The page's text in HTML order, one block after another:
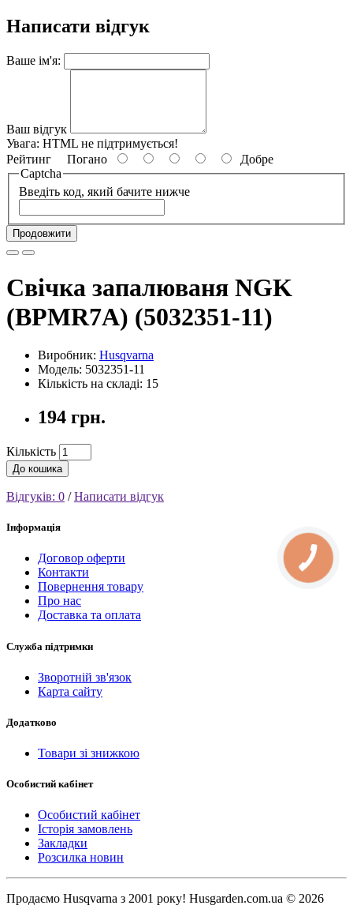
Написати відгук
Ваше ім'я:
Ваш відгук
Увага: HTML не підтримується!
Рейтинг Погано
Добре
Captcha
Введіть код, який бачите нижче
Продовжити
Свічка запалюваня NGK
(BPMR7A) (5032351-11)
Виробник: Husqvarna
Модель: 5032351-11
Кількість на складі: 15
194 грн.
Кількість
До кошика
Відгуків: 0 /Написати відгук
Інформація
Договор оферти
Контакти
Повернення товару
Про нас
Доставка та оплата
Служба підтримки
Зворотній зв'язок
Карта сайту
Додатково
Товари зі знижкою
Особистий кабінет
Особистий кабінет
Історія замовлень
Закладки
Розсилка новин
Продаємо Нusqvarna з 2001 року! Husgarden.com.ua © 2026